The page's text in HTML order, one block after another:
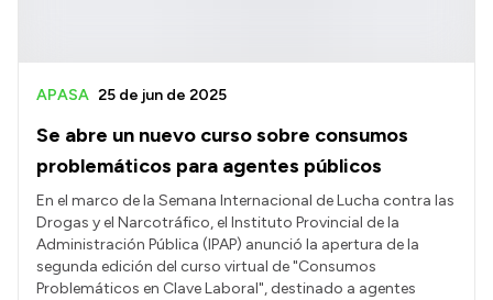
Se abre un nuevo curso sobre consumos
problemáticos para agentes públicos
APASA 25 de jun de 2025
En el marco de la Semana Internacional de Lucha contra las
Drogas y el Narcotráfico, el Instituto Provincial de la
Administración Pública (IPAP) anunció la apertura de la
segunda edición del curso virtual de "Consumos
Problemáticos en Clave Laboral", destinado a agentes